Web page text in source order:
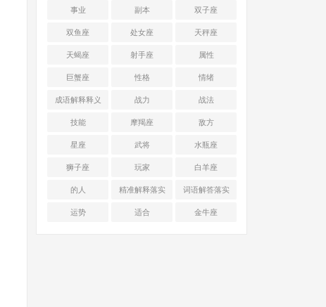
事业 副本 双子座
双鱼座 处女座 天秤座
天蝎座 射手座 属性
巨蟹座 性格 情绪
成语解释释义 战力 战法
技能 摩羯座 敌方
星座 武将 水瓶座
狮子座 玩家 白羊座
的人 精准解释落实 词语解答落实
运势 适合 金牛座